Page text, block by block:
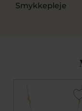
Smykkepleje